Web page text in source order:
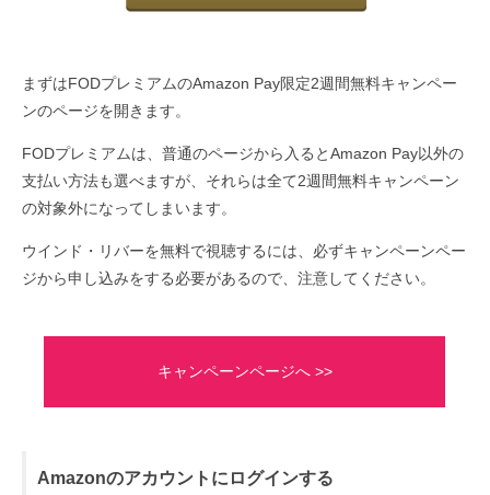
まずはFODプレミアムのAmazon Pay限定2週間無料キャンペー
ンのページを開きます。
FODプレミアムは、普通のページから入るとAmazon Pay以外の
支払い方法も選べますが、それらは全て2週間無料キャンペーン
の対象外になってしまいます。
ウインド・リバーを無料で視聴するには、必ずキャンペーンペー
ジから申し込みをする必要があるので、注意してください。
キャンペーンページへ >>
Amazonのアカウントにログインする